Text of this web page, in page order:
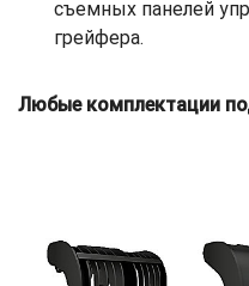
съемных панелей
грейфера.
Любые комплектации